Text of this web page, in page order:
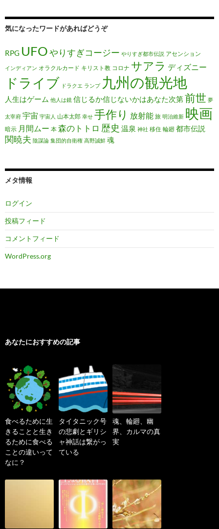
気になったワードがあればどうぞ
RPG UFOやりすぎコージー やりすぎ都市伝説 アセンション
インディアン オラクルカード キリスト教 コロナ サアラ ディズニー
ドライブ ドラクエ ランプ 九州の観光地
人生はゲーム 他人は鏡 信じるか信じないかはあなた次第前世 夢
太宰府 宇宙 宇宙人 山本太郎 幸せ 手作り 放射能 旅 明治維新 映画
暗示 月間ムー 本 森のトトロ 歴史 温泉 神社 移住 輪廻 都市伝説
関暁夫 陰謀論 集団的自衛権 高野誠鮮 魂
メタ情報
ログイン
投稿フィード
コメントフィード
WordPress.org
あなたにおすすめの記事
食べるために生
きることと生き
るために食べる
ことの違いって
なに？
タイタニック号
の悲劇とギリシ
ャ神話は繋がっ
ている
魂、輪廻、幽
界、カルマの真
実